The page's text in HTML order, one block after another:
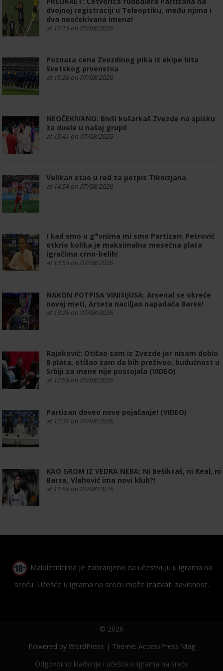
dvojnoj registraciji u Teleoptiku, među njima i
dva neočekivana imena!
at 17:15 on 07/08/2026
Poznata cena Zvezdinog pika iz ekipe hita
Svetskog prvenstva
at 16:26 on 07/08/2026
NEOČEKIVANO: Bivši košarkaš Zvezde na spisku
za duele u našoj grupi!
at 15:41 on 07/08/2026
Velikan stao u red za potpis Tiknizjana
at 14:54 on 07/08/2026
I kad smo u g*vnima mi smo Partizan: Petrović
otkrio kolika je maksimalna mesečna plata
igračima crno-belih!
at 13:55 on 07/08/2026
NAKON POTPISA VINISIJUSA: Arsenal se okreće
novoj meti, Arteta naciljao napadača Barse!
at 13:29 on 07/08/2026
Rajaković: Otišao sam iz Zvezde jer nisam dobio
8 plata, otišao sam da bih preživeo, budućnost u
Srbiji za mene nije postojala (VIDEO)
at 12:58 on 07/08/2026
Partizan doveo novo pojačanje! (VIDEO)
at 12:31 on 07/08/2026
KAO GROM IZ VEDRA NEBA: Ni Bešiktaš, ni Real, ni
Barsa, Vlahović ima novi klub?!
at 11:59 on 07/08/2026
Maloletnicima je zabranjeno da učestvuju u igrama na
sreću. Učešće u igrama na sreću može izazvati zavisnost.
© 2026
Powered by WordPress | Theme: AccessPress Mag
Odgovorno klađenje i učešće u igrama na sreću